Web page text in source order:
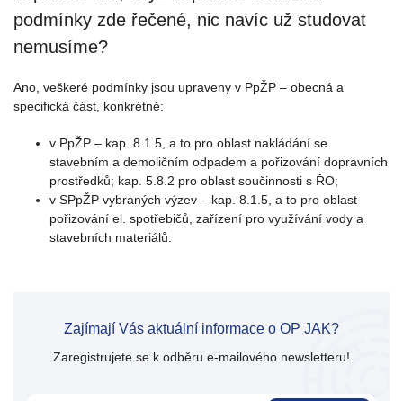
podmínky zde řečené, nic navíc už studovat
nemusíme?
Ano, veškeré podmínky jsou upraveny v PpŽP – obecná a
specifická část, konkrétně:
v PpŽP – kap. 8.1.5, a to pro oblast nakládání se
stavebním a demoličním odpadem a pořizování dopravních
prostředků; kap. 5.8.2 pro oblast součinnosti s ŘO;
v SPpŽP vybraných výzev – kap. 8.1.5, a to pro oblast
pořizování el. spotřebičů, zařízení pro využívání vody a
stavebních materiálů.
Zajímají Vás aktuální informace o OP JAK?
Zaregistrujete se k odběru e-mailového newsletteru!